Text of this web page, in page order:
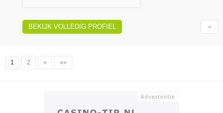
BEKIJK VOLLEDIG PROFIEL
1 2 » »»